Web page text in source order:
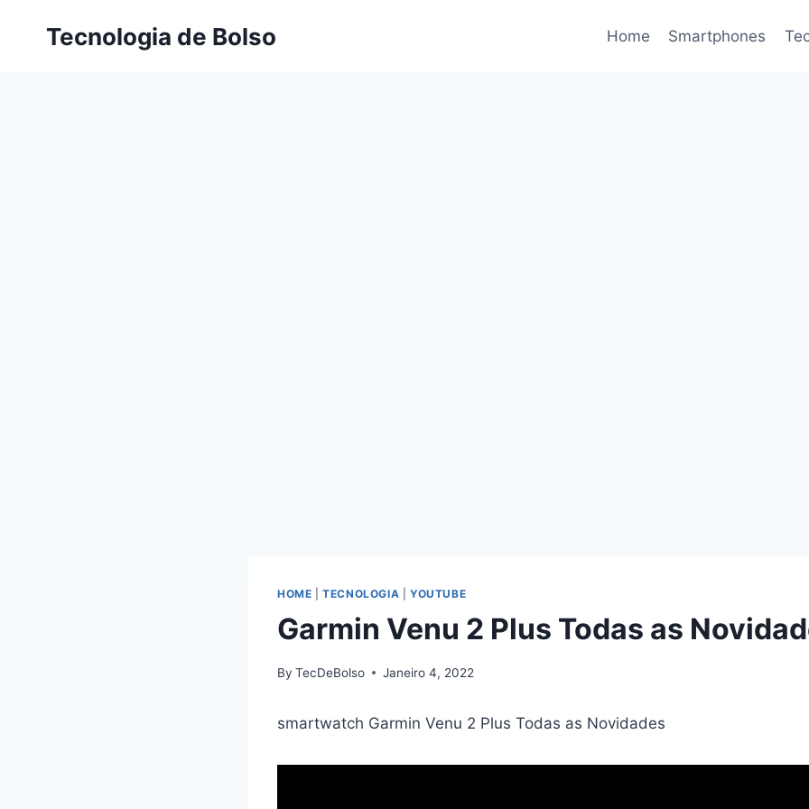
Tecnologia de Bolso Home Smartphones
HOME |TECNOLOGIA YOUTUBE
Garmin Venu 2 Plus Todas as
By TecDeBolso Janeiro 4, 2022
smartwatch Garmin Venu 2 Plus Todas as Novidades